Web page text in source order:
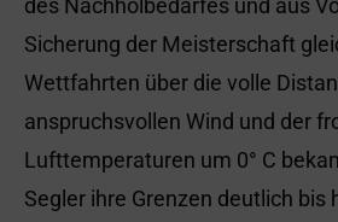
des Nachholbedarfes und aus
Sicherung der Meisterschaft
Wettfahrten über die volle
anspruchsvollen Wind und der
Lufttemperaturen um 0° C
Segler ihre Grenzen deutlich bis